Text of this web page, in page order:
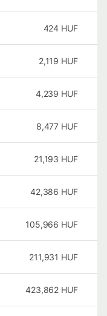
424 HUF
2,119 HUF
4,239 HUF
8,477 HUF
21,193 HUF
42,386 HUF
105,966 HUF
211,931 HUF
423,862 HUF